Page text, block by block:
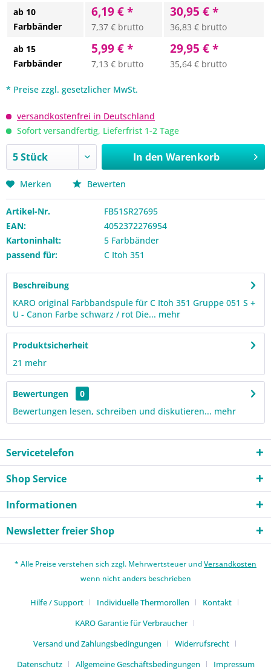
ab 10
Farbbänder
6,19 € *
7,37 € brutto
30,95 € *
36,83 € brutto
ab 15
Farbbänder
5,99 € *
7,13 € brutto
29,95 € *
35,64 € brutto
* Preise zzgl. gesetzlicher MwSt.
versandkostenfrei in Deutschland
Sofort versandfertig, Lieferfrist 1-2 Tage
In den Warenkorb
Merken Bewerten
Artikel-Nr.
FB51SR27695
EAN:
4052372276954
Kartoninhalt:
5 Farbbänder
passend für:
C Itoh 351
Beschreibung
KARO original Farbbandspule für C Itoh 351 Gruppe 051 S +
U - Canon Farbe schwarz / rot Die... mehr
Produktsicherheit
21 mehr
Bewertungen
0
Bewertungen lesen, schreiben und diskutieren... mehr
Servicetelefon
Shop Service
Informationen
Newsletter freier Shop
* Alle Preise verstehen sich zzgl. Mehrwertsteuer undVersandkosten
wenn nicht anders beschrieben
Hilfe / Support Individuelle Thermorollen
Kontakt
KARO Garantie für Verbraucher
Versand und Zahlungsbedingungen
Widerrufsrecht
Datenschutz
Allgemeine Geschäftsbedingungen Impressum